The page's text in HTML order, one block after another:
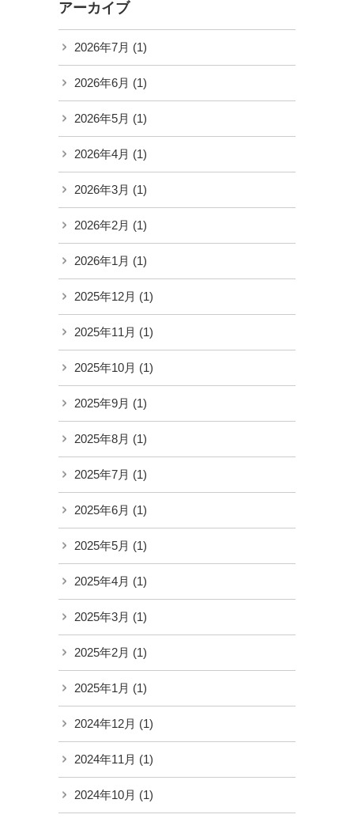
アーカイブ
2026年7月 (1)
2026年6月 (1)
2026年5月 (1)
2026年4月 (1)
2026年3月 (1)
2026年2月 (1)
2026年1月 (1)
2025年12月 (1)
2025年11月 (1)
2025年10月 (1)
2025年9月 (1)
2025年8月 (1)
2025年7月 (1)
2025年6月 (1)
2025年5月 (1)
2025年4月 (1)
2025年3月 (1)
2025年2月 (1)
2025年1月 (1)
2024年12月 (1)
2024年11月 (1)
2024年10月 (1)